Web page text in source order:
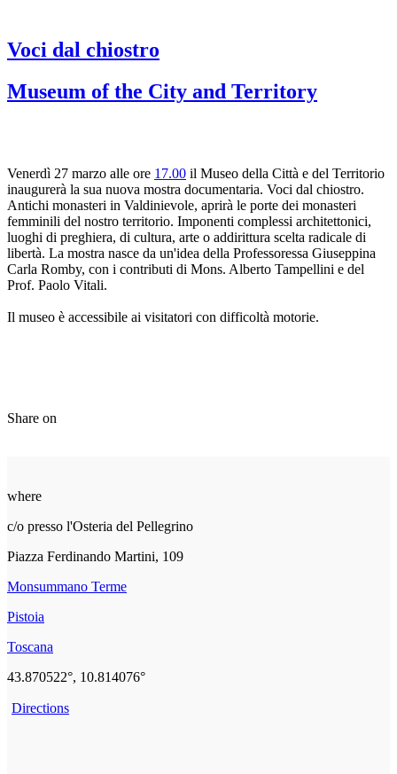
Voci dal chiostro
Museum of the City and Territory
Venerdì 27 marzo alle ore 17.00 il Museo della Città e del Territorio
inaugurerà la sua nuova mostra documentaria. Voci dal chiostro.
Antichi monasteri in Valdinievole, aprirà le porte dei monasteri
femminili del nostro territorio. Imponenti complessi architettonici,
luoghi di preghiera, di cultura, arte o addirittura scelta radicale di
libertà. La mostra nasce da un'idea della Professoressa Giuseppina
Carla Romby, con i contributi di Mons. Alberto Tampellini e del
Prof. Paolo Vitali.
Il museo è accessibile ai visitatori con difficoltà motorie.
Share on
where
c/o presso l'Osteria del Pellegrino
Piazza Ferdinando Martini, 109
Monsummano Terme
Pistoia
Toscana
43.870522°, 10.814076°
Directions